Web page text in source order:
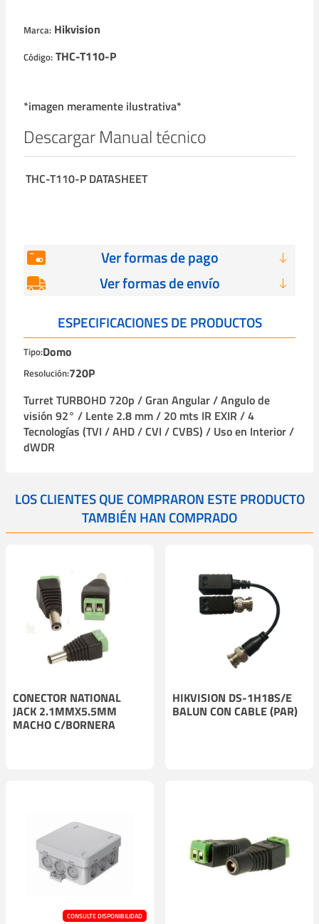
Marca: Hikvision
Código: THC-T110-P
*imagen meramente ilustrativa*
Descargar Manual técnico
THC-T110-P DATASHEET
Ver formas de pago
Ver formas de envío
ESPECIFICACIONES DE PRODUCTOS
Tipo:Domo
Resolución:720P
Turret TURBOHD 720p / Gran Angular / Angulo de
visión 92° / Lente 2.8 mm / 20 mts IR EXIR / 4
Tecnologías (TVI / AHD / CVI / CVBS) / Uso en Interior /
dWDR
LOS CLIENTES QUE COMPRARON ESTE PRODUCTO
TAMBIÉN HAN COMPRADO
CONECTOR NATIONAL
JACK 2.1MMX5.5MM
MACHO C/BORNERA
HIKVISION DS-1H18S/E
BALUN CON CABLE (PAR)
CONSULTE DISPONIBILIDAD